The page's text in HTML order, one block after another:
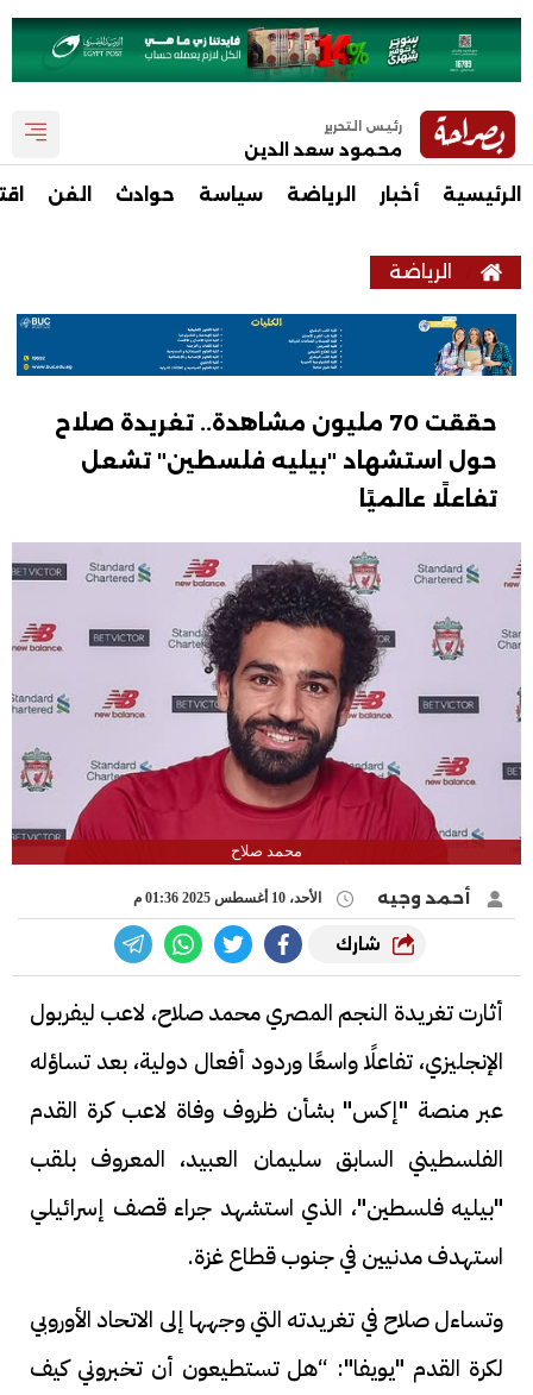
رئيس التحرير
محمود سعد الدين
الرئيسية أخبار الرياضة سياسة حوادث الفن
الرياضة
حققت 70 مليون مشاهدة.. تغريدة صلاح
حول استشهاد "بيليه فلسطين" تشعل
تفاعلًا عالميًا
محمد صلاح
أحمد وجيه الأحد، 10 أغسطس 2025 01:36 م
شارك
أثارت تغريدة النجم المصري محمد صلاح، لاعب ليفربول
الإنجليزي، تفاعلًا واسعًا وردود أفعال دولية، بعد تساؤله
عبر منصة "إكس" بشأن ظروف وفاة لاعب كرة القدم
الفلسطيني السابق سليمان العبيد، المعروف بلقب
"بيليه فلسطين"، الذي استشهد جراء قصف إسرائيلي
استهدف مدنيين في جنوب قطاع غزة.
وتساءل صلاح في تغريدته التي وجهها إلى الاتحاد الأوروبي
لكرة القدم "يويفا": “هل تستطيعون أن تخبروني كيف